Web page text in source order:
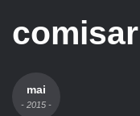
mai
- 2015 -